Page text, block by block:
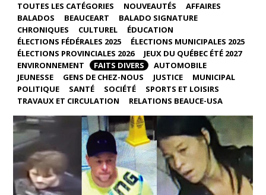
TOUTES LES CATÉGORIES NOUVEAUTÉS
AFFAIRES
BALADOS
BEAUCEART
BALADO SIGNATURE
CHRONIQUES
CULTUREL
ÉDUCATION
ÉLECTIONS FÉDÉRALES 2025
ÉLECTIONS MUNICIPALES 2025
ÉLECTIONS PROVINCIALES 2026
JEUX DU QUÉBEC ÉTÉ 2027
ENVIRONNEMENT
FAITS DIVERS
AUTOMOBILE
JEUNESSE
GENS DE CHEZ-NOUS JUSTICE
MUNICIPAL
POLITIQUE
SANTÉ SOCIÉTÉ
SPORTS ET LOISIRS
TRAVAUX ET CIRCULATION
RELATIONS BEAUCE-USA